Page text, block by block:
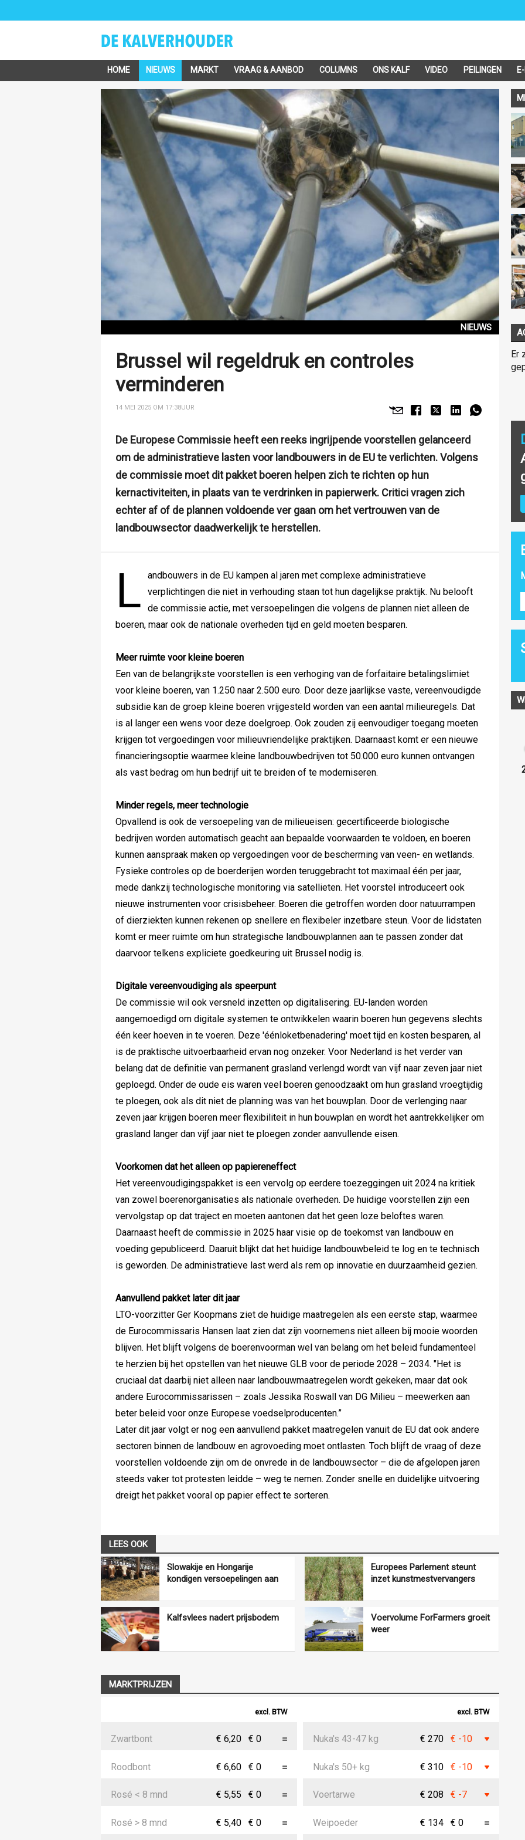
HOME NIEUWS MARKT VRAAG & AANBOD COLUMNS ONS KALF VIDEO PEILINGEN
NIEUWS
Brussel wil regeldruk en controles
verminderen
14 MEI 2025 OM 17:38UUR
De Europese Commissie heeft een reeks ingrijpende voorstellen gelanceerd
om de administratieve lasten voor landbouwers in de EU te verlichten. Volgens
de commissie moet dit pakket boeren helpen zich te richten op hun
kernactiviteiten, in plaats van te verdrinken in papierwerk. Critici vragen zich
echter af of de plannen voldoende ver gaan om het vertrouwen van de
landbouwsector daadwerkelijk te herstellen.
L
andbouwers in de EU kampen al jaren met complexe administratieve
verplichtingen die niet in verhouding staan tot hun dagelijkse praktijk. Nu belooft
de commissie actie, met versoepelingen die volgens de plannen niet alleen de
boeren, maar ook de nationale overheden tijd en geld moeten besparen.
Meer ruimte voor kleine boeren
Een van de belangrijkste voorstellen is een verhoging van de forfaitaire betalingslimiet
voor kleine boeren, van 1.250 naar 2.500 euro. Door deze jaarlijkse vaste, vereenvoudigde
subsidie kan de groep kleine boeren vrijgesteld worden van een aantal milieuregels. Dat
is al langer een wens voor deze doelgroep. Ook zouden zij eenvoudiger toegang moeten
krijgen tot vergoedingen voor milieuvriendelijke praktijken. Daarnaast komt er een nieuwe
financieringsoptie waarmee kleine landbouwbedrijven tot 50.000 euro kunnen ontvangen
als vast bedrag om hun bedrijf uit te breiden of te moderniseren.
Minder regels, meer technologie
Opvallend is ook de versoepeling van de milieueisen: gecertificeerde biologische
bedrijven worden automatisch geacht aan bepaalde voorwaarden te voldoen, en boeren
kunnen aanspraak maken op vergoedingen voor de bescherming van veen- en wetlands.
Fysieke controles op de boerderijen worden teruggebracht tot maximaal één per jaar,
mede dankzij technologische monitoring via satellieten. Het voorstel introduceert ook
nieuwe instrumenten voor crisisbeheer. Boeren die getroffen worden door natuurrampen
of dierziekten kunnen rekenen op snellere en flexibeler inzetbare steun. Voor de lidstaten
komt er meer ruimte om hun strategische landbouwplannen aan te passen zonder dat
daarvoor telkens expliciete goedkeuring uit Brussel nodig is.
Digitale vereenvoudiging als speerpunt
De commissie wil ook versneld inzetten op digitalisering. EU-landen worden
aangemoedigd om digitale systemen te ontwikkelen waarin boeren hun gegevens slechts
één keer hoeven in te voeren. Deze 'éénloketbenadering' moet tijd en kosten besparen, al
is de praktische uitvoerbaarheid ervan nog onzeker. Voor Nederland is het verder van
belang dat de definitie van permanent grasland verlengd wordt van vijf naar zeven jaar niet
geploegd. Onder de oude eis waren veel boeren genoodzaakt om hun grasland vroegtijdig
te ploegen, ook als dit niet de planning was van het bouwplan. Door de verlenging naar
zeven jaar krijgen boeren meer flexibiliteit in hun bouwplan en wordt het aantrekkelijker om
grasland langer dan vijf jaar niet te ploegen zonder aanvullende eisen.
Voorkomen dat het alleen op papiereneffect
Het vereenvoudigingspakket is een vervolg op eerdere toezeggingen uit 2024 na kritiek
van zowel boerenorganisaties als nationale overheden. De huidige voorstellen zijn een
vervolgstap op dat traject en moeten aantonen dat het geen loze beloftes waren.
Daarnaast heeft de commissie in 2025 haar visie op de toekomst van landbouw en
voeding gepubliceerd. Daaruit blijkt dat het huidige landbouwbeleid te log en te technisch
is geworden. De administratieve last werd als rem op innovatie en duurzaamheid gezien.
Aanvullend pakket later dit jaar
LTO-voorzitter Ger Koopmans ziet de huidige maatregelen als een eerste stap, waarmee
de Eurocommissaris Hansen laat zien dat zijn voornemens niet alleen bij mooie woorden
blijven. Het blijft volgens de boerenvoorman wel van belang om het beleid fundamenteel
te herzien bij het opstellen van het nieuwe GLB voor de periode 2028 – 2034. "Het is
cruciaal dat daarbij niet alleen naar landbouwmaatregelen wordt gekeken, maar dat ook
andere Eurocommissarissen – zoals Jessika Roswall van DG Milieu – meewerken aan
beter beleid voor onze Europese voedselproducenten.”
Later dit jaar volgt er nog een aanvullend pakket maatregelen vanuit de EU dat ook andere
sectoren binnen de landbouw en agrovoeding moet ontlasten. Toch blijft de vraag of deze
voorstellen voldoende zijn om de onvrede in de landbouwsector – die de afgelopen jaren
steeds vaker tot protesten leidde – weg te nemen. Zonder snelle en duidelijke uitvoering
dreigt het pakket vooral op papier effect te sorteren.
LEES OOK
Slowakije en Hongarije
kondigen versoepelingen aan
Europees Parlement steunt
inzet kunstmestvervangers
Kalfsvlees nadert prijsbodem
Voervolume ForFarmers groeit
weer
MARKTPRIJZEN
excl. BTW
Zwartbont € 6,20 € 0
Roodbont € 6,60 € 0
Rosé < 8 mnd € 5,55 € 0
Rosé > 8 mnd € 5,40 € 0
excl. BTW
Nuka's 43-47 kg € 270 € -10
Nuka's 50+ kg € 310 € -10
Voertarwe € 208 € -7
Weipoeder € 134 € 0
Er